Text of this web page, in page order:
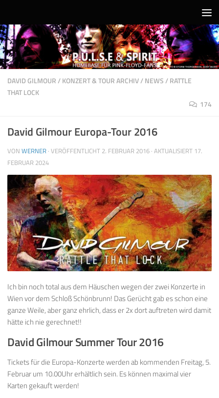
DAVID GILMOUR/KONZERT & TOUR ARCHIV/NEWS/RATTLE
THAT LOCK
174
David Gilmour Europa-Tour 2016
VON WERNER · VERÖFFENTLICHT 2. FEBRUAR 2016 · AKTUALISIERT 17.
FEBRUAR 2024
Ich bin noch total aus dem Häuschen wegen der zwei Konzerte in
Wien vor dem Schloß Schönbrunn! Das Gerücht gab es schon eine
ganze Weile, aber ganz ehrlich, dass er 2x dort auftreten wird damit
hätte ich nie gerechnet!!
David Gilmour Summer Tour 2016
Tickets für die Europa-Konzerte werden ab kommenden Freitag, 5.
Februar um 10.00Uhr erhältlich sein. Es können maximal vier
Karten gekauft werden!